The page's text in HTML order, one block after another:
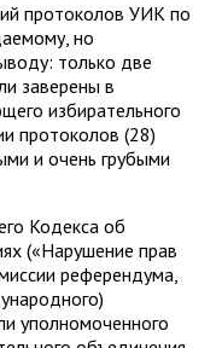
протоколов УИК по
но
только две
заверены в
избирательного
протоколов (28)
и очень грубыми
Кодекса об
(«Нарушение прав
референдума,
уполномоченного